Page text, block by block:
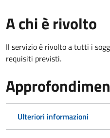
A chi è rivolto
Il servizio è rivolto a tutti i
requisiti previsti.
Ulteriori informazioni